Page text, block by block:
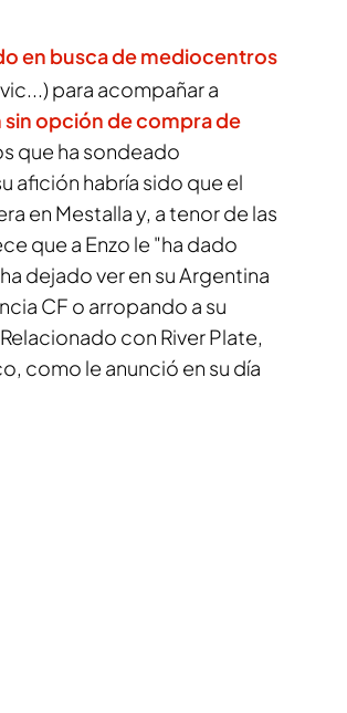
en busca de mediocentros
para acompañar a
sin opción de compra de
que ha sondeado
afición habría sido que el
en Mestalla y, a tenor de las
que a Enzo le "ha dado
dejado ver en su Argentina
CF o arropando a su
con River Plate,
como le anunció en su día